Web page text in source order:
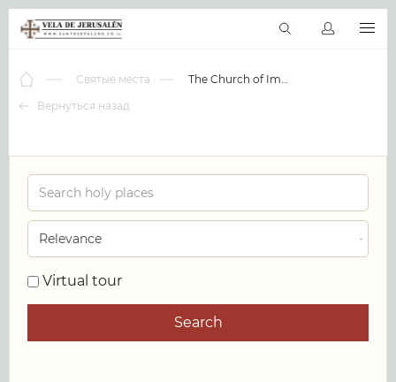
Виртуальные туры
RU
Вернуться назад
Святые места The Church of Immanuel
Virtual tour
Search